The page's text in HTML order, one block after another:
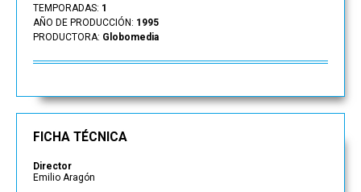
TEMPORADAS: 1
AÑO DE PRODUCCIÓN: 1995
PRODUCTORA: Globomedia
FICHA TÉCNICA
Director
Emilio Aragón